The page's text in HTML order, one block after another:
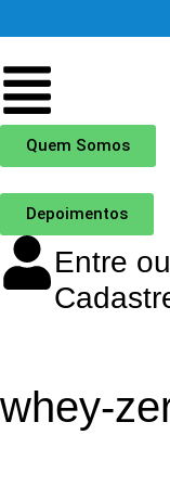
Quem Somos
Depoimentos
Entre ou
whey-